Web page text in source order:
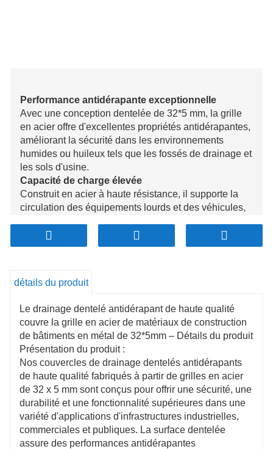
Performance antidérapante exceptionnelle
Avec une conception dentelée de 32*5 mm, la grille
en acier offre d'excellentes propriétés antidérapantes,
améliorant la sécurité dans les environnements
humides ou huileux tels que les fossés de drainage et
les sols d'usine.
Capacité de charge élevée
Construit en acier à haute résistance, il supporte la
circulation des équipements lourds et des véhicules,
commerciales et industrielles.
Résistance à la corrosion et durabilité
garantissant longévité et stabilité dans les
Installation et personnalisation flexibles
Facilement réglable pour s'adapter à différentes
tailles et formes, la grille offre des options
d'installation polyvalentes dans une gamme
d'environnements.
Écologique et recyclable
Fabriquée à partir de matériaux recyclables, la grille
en acier soutient des pratiques durables et est
conforme aux normes environnementales
internationales.
détails du produit
Le drainage dentelé antidérapant de haute qualité
couvre la grille en acier de matériaux de construction
de bâtiments en métal de 32*5mm – Détails du produit
Présentation du produit :
Nos couvercles de drainage dentelés antidérapants
de haute qualité fabriqués à partir de grilles en acier
de 32 x 5 mm sont conçus pour offrir une sécurité, une
durabilité et une fonctionnalité supérieures dans une
variété d'applications d'infrastructures industrielles,
commerciales et publiques. La surface dentelée
assure des performances antidérapantes